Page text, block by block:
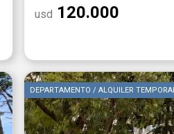
usd 120.000
DEPARTAMENTO / ALQUILER